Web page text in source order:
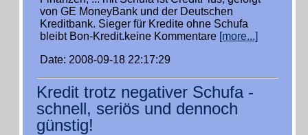
von GE MoneyBank und der Deutschen
Kreditbank. Sieger für Kredite ohne Schufa
bleibt Bon-Kredit.keine Kommentare [more...]
Date: 2008-09-18 22:17:29
Kredit trotz negativer Schufa -
schnell, seriös und dennoch
günstig!